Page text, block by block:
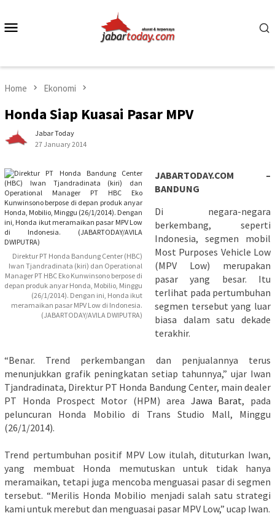
content
Home Ekonomi
Honda Siap Kuasai Pasar MPV
Jabar Today
27 January 2014
Direktur PT Honda Bandung Center (HBC)
Iwan Tjandradinata (kiri) dan Operational
Manager PT HBC Eko Kunwinsono berpose di
depan produk anyar Honda, Mobilio, Minggu
(26/1/2014). Dengan ini, Honda ikut
meramaikan pasar MPV Low di Indonesia.
(JABARTODAY/AVILA DWIPUTRA)
JABARTODAY.COM –
BANDUNG
Di negara-negara
berkembang, seperti
Indonesia, segmen mobil
Most Purposes Vehicle Low
(MPV Low) merupakan
pasar yang besar. Itu
terlihat pada pertumbuhan
segmen tersebut yang luar
biasa dalam satu dekade
terakhir.
“Benar. Trend perkembangan dan penjualannya terus
menunjukkan grafik peningkatan setiap tahunnya,” ujar Iwan
Tjandradinata, Direktur PT Honda Bandung Center, main dealer
PT Honda Prospect Motor (HPM) area Jawa Barat, pada
peluncuran Honda Mobilio di Trans Studio Mall, Minggu
(26/1/2014).
Trend pertumbuhan positif MPV Low itulah, dituturkan Iwan,
yang membuat Honda memutuskan untuk tidak hanya
meramaikan, tetapi juga mencoba menguasai pasar di segmen
tersebut. “Merilis Honda Mobilio menjadi salah satu strategi
kami untuk merebut dan menguasai pasar MPV Low,” ucap Iwan.